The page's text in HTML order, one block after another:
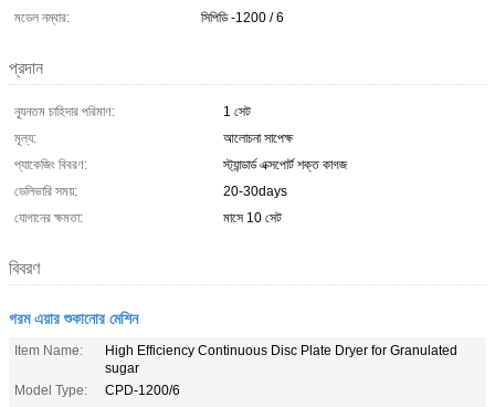
মডেল নম্বার:
সিপিডি -1200 / 6
প্রদান
ন্যূনতম চাহিদার পরিমাণ:
1 সেট
মূল্য:
আলোচনা সাপেক্ষ
প্যাকেজিং বিবরণ:
স্ট্যান্ডার্ড এক্সপোর্ট শক্ত কাগজ
ডেলিভারি সময়:
20-30days
যোগানের ক্ষমতা:
মাসে 10 সেট
বিবরণ
গরম এয়ার শুকানোর মেশিন
Item Name:
High Efficiency Continuous Disc Plate Dryer for Granulated
sugar
Model Type:
CPD-1200/6